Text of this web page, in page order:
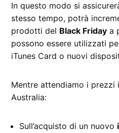
In questo modo si
stesso tempo, potrà
prodotti del Black Friday a
possono essere utilizzati
iTunes Card o nuovi
Mentre attendiamo i prezzi
Australia:
Sull’acquisto di un nuovo